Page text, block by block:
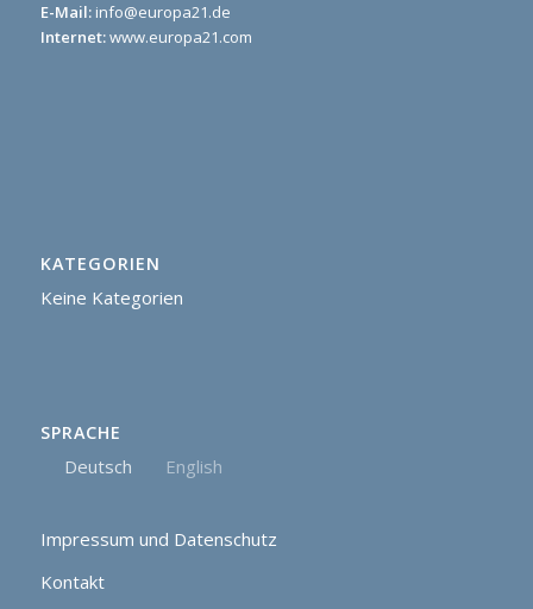
E-Mail: info@europa21.de
Internet:www.europa21.com
KATEGORIEN
Keine Kategorien
SPRACHE
Deutsch English
Impressum und Datenschutz
Kontakt